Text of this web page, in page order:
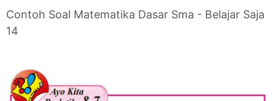
Contoh Soal Matematika Dasar Sma - Belajar Saja
14